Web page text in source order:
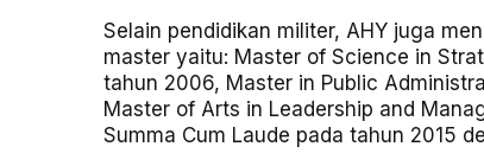
Selain pendidikan militer, AHY juga
master yaitu: Master of Science in
tahun 2006, Master in Public
Master of Arts in Leadership and
Summa Cum Laude pada tahun 2015